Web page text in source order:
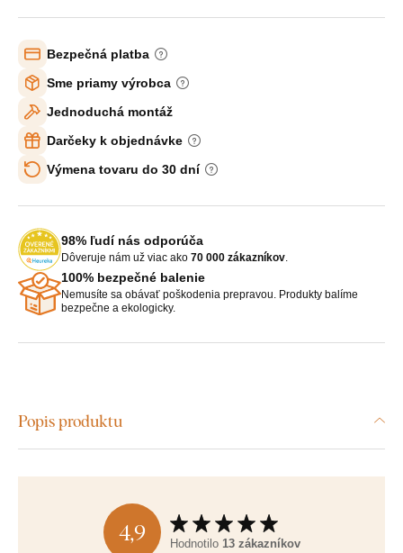
Bezpečná platba
Sme priamy výrobca
Jednoduchá montáž
Darčeky k objednávke
Výmena tovaru do 30 dní
98% ľudí nás odporúča
Dôveruje nám už viac ako 70 000 zákazníkov.
100% bezpečné balenie
Nemusíte sa obávať poškodenia prepravou. Produkty balíme
bezpečne a ekologicky.
Popis produktu
4,9 Hodnotilo 13 zákazníkov